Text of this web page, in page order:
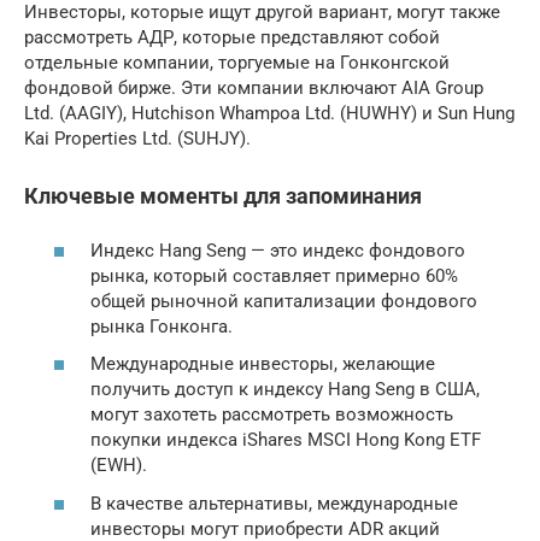
Инвесторы, которые ищут другой вариант, могут также
рассмотреть АДР, которые представляют собой
отдельные компании, торгуемые на Гонконгской
фондовой бирже. Эти компании включают AIA Group
Ltd. (AAGIY), Hutchison Whampoa Ltd. (HUWHY) и Sun Hung
Kai Properties Ltd. (SUHJY).
Ключевые моменты для запоминания
Индекс Hang Seng — это индекс фондового
рынка, который составляет примерно 60%
общей рыночной капитализации фондового
рынка Гонконга.
Международные инвесторы, желающие
получить доступ к индексу Hang Seng в США,
могут захотеть рассмотреть возможность
покупки индекса iShares MSCI Hong Kong ETF
(EWH).
В качестве альтернативы, международные
инвесторы могут приобрести ADR акций